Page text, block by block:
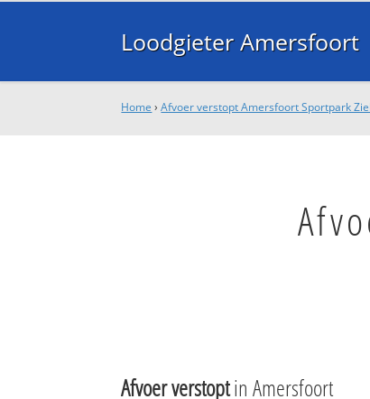
Loodgieter Amersfoort
Home ›Afvoer verstopt Amersfoort Sportpark
Afvoer verstoptin Amersfoort